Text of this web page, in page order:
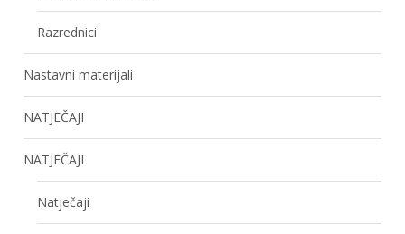
Razrednici
Nastavni materijali
NATJEČAJI
NATJEČAJI
Natječaji